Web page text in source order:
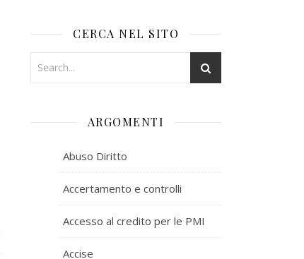
CERCA NEL SITO
ARGOMENTI
Abuso Diritto
Accertamento e controlli
Accesso al credito per le PMI
Accise